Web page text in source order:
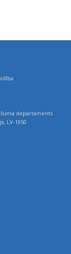
departaments
LV-1050